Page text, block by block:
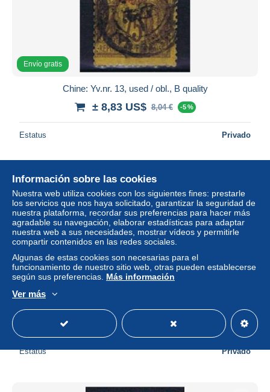
Envío gratis
Chine: Yv.nr. 13, used / obl., B quality
± 8,83 US$ 8,04 € -5 %
Estatus Privado
Envío gratis
± 3,53 US$ 3,21 €
Estatus Privado
Información sobre las cookies
Nuestra web utiliza cookies con los siguientes fines: prestarle
los servicios que nos haya solicitado, garantizar la seguridad de
nuestra plataforma, recordar sus preferencias para hacer más
agradable su navegación, elaborar estadísticas para adaptar
nuestra web a sus necesidades, mostrar vídeos y permitirle
compartir contenidos en las redes sociales.
Algunas de estas cookies son necesarias para el
funcionamiento de nuestro sitio web, otras pueden establecerse
según sus preferencias. Más información
Ver más